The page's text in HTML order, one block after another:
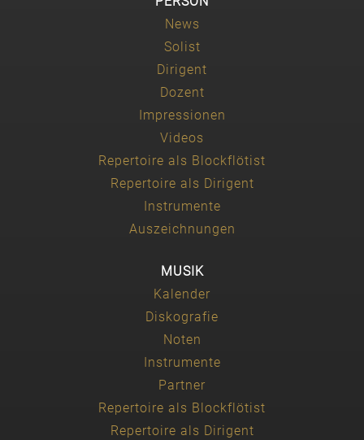
News
Solist
Dirigent
Dozent
Impressionen
Videos
Repertoire als Blockflötist
Repertoire als Dirigent
Instrumente
Auszeichnungen
MUSIK
Kalender
Diskografie
Noten
Instrumente
Partner
Repertoire als Blockflötist
Repertoire als Dirigent